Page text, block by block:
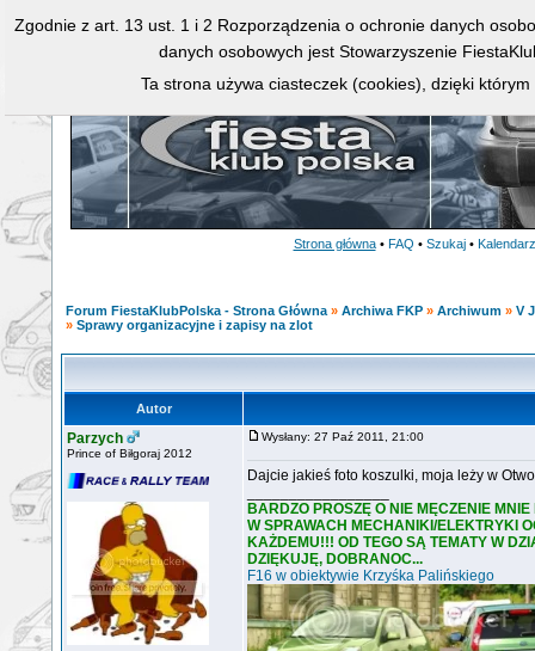
Strona główna • FAQ • Szukaj • Kalendarz
Forum FiestaKlubPolska - Strona Główna » Archiwa FKP » Archiwum » V
» Sprawy organizacyjne i zapisy na zlot
Autor
Parzych
Prince of Biłgoraj 2012
Wysłany: 27 Paź 2011, 21:00
Dajcie jakieś foto koszulki, moja leży w
BARDZO PROSZĘ O NIE MĘCZENIE
W SPRAWACH MECHANIKI/ELEKTRYKI
KAŻDEMU!!! OD TEGO SĄ TEMATY W
DZIĘKUJĘ, DOBRANOC...
F16 w obiektywie Krzyśka Palińskiego
Zgodnie z art. 13 ust. 1 i 2 Rozporządzenia o ochronie danych
danych osobowych jest Stowarzyszenie
Ta strona używa ciasteczek (cookies), dzięki